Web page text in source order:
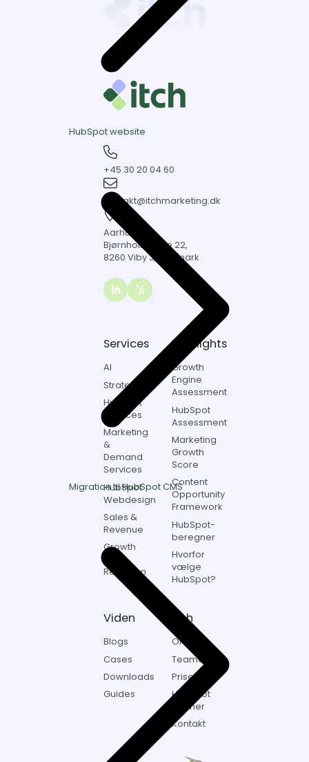
HubSpot website
Migration til HubSpot CMS
+45 30 20 04 60
+45
30
20
04
kontakt@itchmarketing.dk
kontakt@itchmarketing.dk
Aarhus
Bjørnholms Alle 22,
8260 Viby J, Danmark
Aarhus
Bjørnholms
Alle
22,
8260
Viby
J,
Danmark
Link
on
Services
AI
Strategi
HubSpot
Services
Marketing
&
Demand
Services
HubSpot
Webdesign
Sales &
Revenue
Growth
Retention
Highlights
Growth
Engine
Assessment
HubSpot
Assessment
Marketing
Growth
Score
Content
Opportunity
Framework
HubSpot-
beregner
Hvorfor
vælge
HubSpot?
Viden
Blogs
Cases
Downloads
Guides
Itch
Om os
Teamet
Priser
HubSpot
Partner
Kontakt